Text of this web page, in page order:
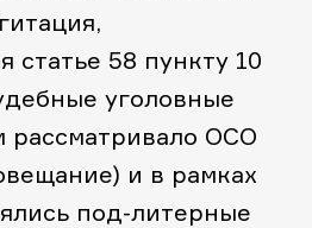
,
статье 58 пункту 10
уголовные
рассматривало ОСО
и в рамках
под-литерные